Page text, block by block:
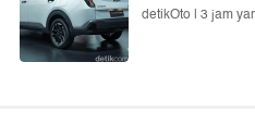
detikOto | 3 jam